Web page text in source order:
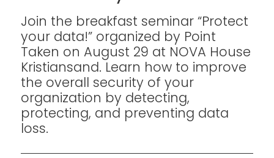
Join the breakfast seminar “Protect
your data!”organized by Point
Taken on August 29 at NOVA House
Kristiansand. Learn how to improve
the overall security of your
organization by detecting,
protecting, and preventing data
loss.